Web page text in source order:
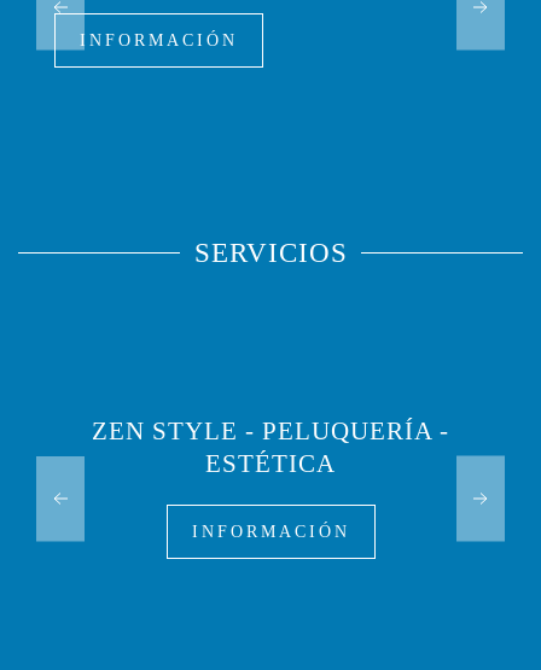
INFORMACIÓN
SERVICIOS
ZEN STYLE - PELUQUERÍA -
ESTÉTICA
INFORMACIÓN